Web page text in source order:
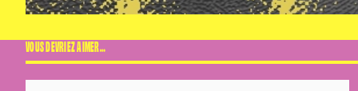
VOUS DEVRIEZ AIMER…